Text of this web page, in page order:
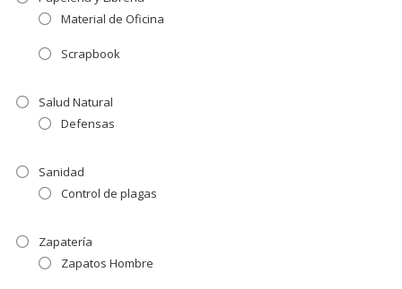
Material de Oficina
Scrapbook
Salud Natural
Defensas
Sanidad
Control de plagas
Zapatería
Zapatos Hombre